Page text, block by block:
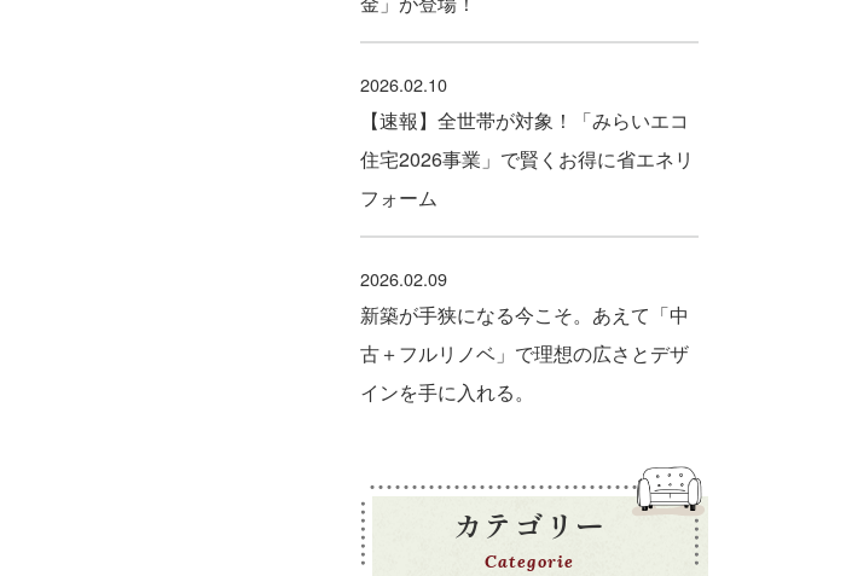
2026.02.10
【速報】全世帯が対象！「みらいエコ
住宅2026事業」で賢くお得に省エネリ
フォーム
2026.02.09
新築が手狭になる今こそ。あえて「中
古＋フルリノベ」で理想の広さとデザ
インを手に入れる。
カテゴリー
Categorie